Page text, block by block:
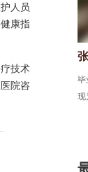
人员
康指
技术
院咨
病临床工作多年，
毕
现